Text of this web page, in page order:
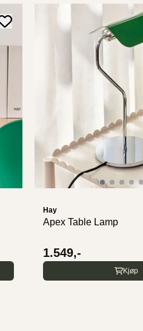
Hay
Apex Table Lamp
1.549,-
Kjøp